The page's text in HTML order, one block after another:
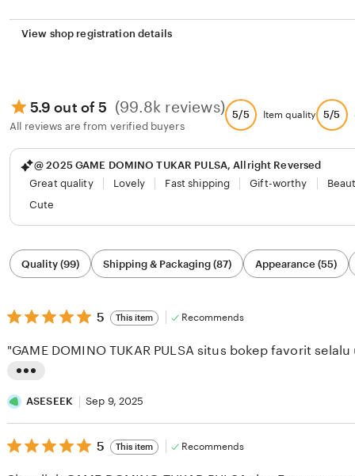
View shop registration details
5.9 out of 5 (99.8k reviews)
All reviews are from verified buyers
5/5 Item quality 5/5
@ 2025 GAME DOMINO TUKAR PULSA, Allright Reversed
Great quality
Lovely Fast shipping Gift-worthy
Cute
Filter
by
category
Quality (99) Shipping & Packaging (87) Appearance (55)
5
out
5
stars
5 This item Recommends
i
s
t
"GAME DOMINO TUKAR PULSA situs bokep favorit
ASESEEK Sep 9, 2025
5
out
5 This item Recommends